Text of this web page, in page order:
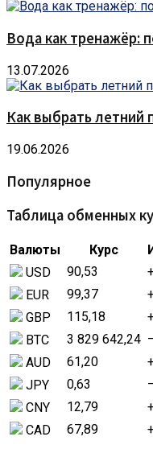
Вода как тренажёр:
13.07.2026
Как выбрать
19.06.2026
Популярное
Таблица обменных
Валюты Курс
USD
90,53
EUR
99,37
GBP
115,18
BTC
3 829 642,24
AUD
61,20
JPY
0,63
CNY
12,79
CAD
67,89